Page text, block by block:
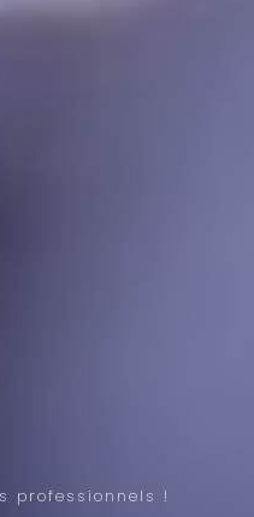
professionnels !